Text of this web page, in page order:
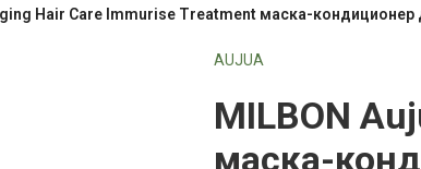
Hair Care Immurise Treatment маска-
AUJUA
MILBON
маска-